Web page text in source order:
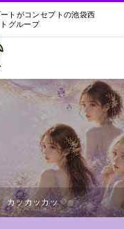
トがコンセプトの池袋西
グループ
カッカッカッ